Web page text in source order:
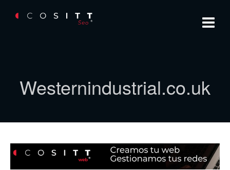
Westernindustrial.co.uk